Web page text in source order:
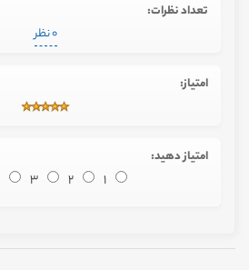
تعداد نظرات:
0 نظر
امتیاز:
امتیاز دهید:
1
2
3